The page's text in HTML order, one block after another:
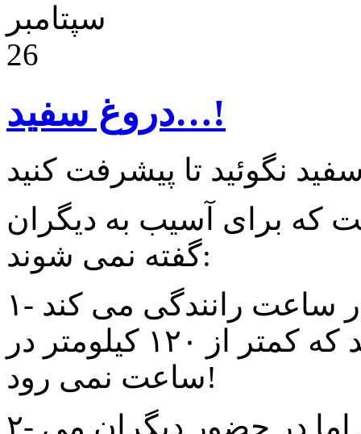
سپتامبر
26
دروغ سفید…!
که برای آسیب به دیگران
گفته نمی شوند:
۱- در جاده با سرعت ۵۰ کیلومتر در ساعت رانندگی می کند
اما در جمع دوستان می گوید که کمتر از ۱۲۰ کیلومتر در
ساعت نمی رود!
۲- روزی یک صفحه کتاب می خواند اما در حضور دیگران می